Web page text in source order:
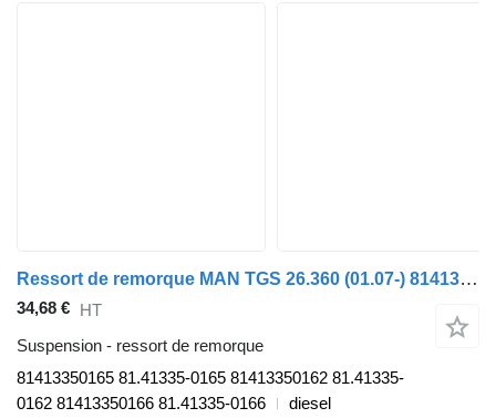
Ressort de remorque MAN TGS 26.360 (01.07-) 81413350165 pour tracteur routier MAN TGL, TGM, TGS, TGX (2005-2021)
34,68 € HT
Suspension - ressort de remorque
81413350165 81.41335-0165 81413350162 81.41335-
0162 81413350166 81.41335-0166
diesel